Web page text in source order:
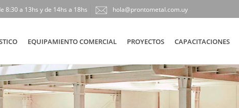
8:30 a 13hs y de 14hs a 18hs hola@prontometal.com.uy
EQUIPAMIENTO COMERCIAL PROYECTOS CAPACITACIONES